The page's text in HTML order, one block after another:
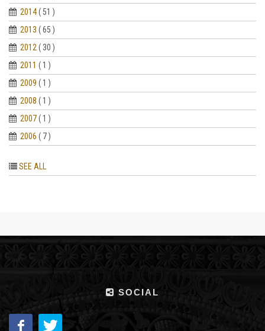
2014( 51 )
2013 ( 65 )
2012( 30 )
2011 ( 1 )
2009 ( 1 )
2008 ( 1 )
2007( 1 )
2006 ( 7 )
SEE ALL
SOCIAL